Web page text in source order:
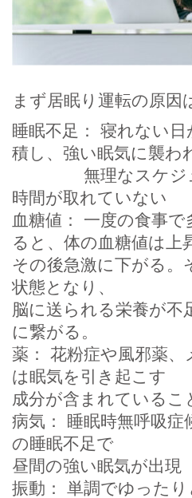
まず居眠り運転の原因
睡眠不足： 寝れない
積し、強い眠気に襲わ
無理なスケジュ
時間が取れていない
血糖値： 一度の食事
ると、体の血糖値は上
その後急激に下がる。
状態となり、
脳に送られる栄養が不
に繋がる。
薬： 花粉症や風邪薬、
は眠気を引き起こす
成分が含まれているこ
病気： 睡眠時無呼吸症
の睡眠不足で
昼間の強い眠気が出現
振動： 単調でゆった